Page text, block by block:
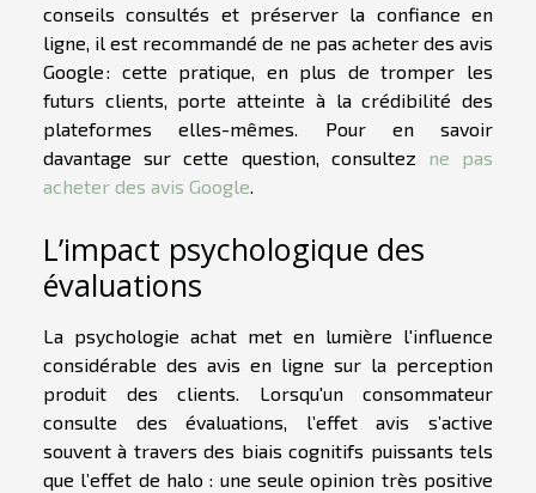
conseils consultés et préserver la confiance en
ligne, il est recommandé de ne pas acheter des avis
Google : cette pratique, en plus de tromper les
futurs clients, porte atteinte à la crédibilité des
plateformes elles-mêmes. Pour en savoir
davantage sur cette question, consultez ne pas
acheter des avis Google.
L’impact psychologique des
évaluations
La psychologie achat met en lumière l'influence
considérable des avis en ligne sur la perception
produit des clients. Lorsqu'un consommateur
consulte des évaluations, l’effet avis s’active
souvent à travers des biais cognitifs puissants tels
que l’effet de halo : une seule opinion très positive